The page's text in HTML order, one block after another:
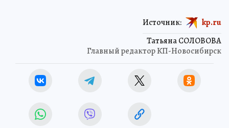
Татьяна СОЛОВОВА
Главный редактор КП-Новосибирск
Источник: kp.ru